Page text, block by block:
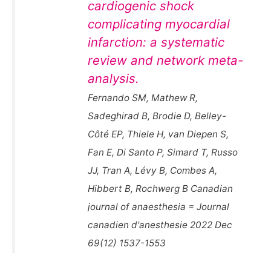
cardiogenic shock
complicating myocardial
infarction: a systematic
review and network meta-
analysis.
Fernando SM, Mathew R,
Sadeghirad B, Brodie D, Belley-
Côté EP, Thiele H, van Diepen S,
Fan E, Di Santo P, Simard T, Russo
JJ, Tran A, Lévy B, Combes A,
Hibbert B, Rochwerg B Canadian
journal of anaesthesia = Journal
canadien d'anesthesie 2022 Dec
69(12) 1537-1553